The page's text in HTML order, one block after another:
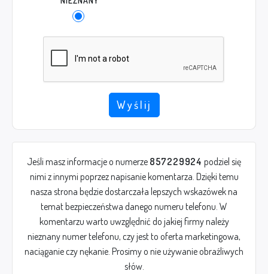
Wyślij
Jeśli masz informacje o numerze 857229924 podziel się
nimi z innymi poprzez napisanie komentarza. Dzięki temu
nasza strona będzie dostarczała lepszych wskazówek na
temat bezpieczeństwa danego numeru telefonu. W
komentarzu warto uwzględnić do jakiej firmy należy
nieznany numer telefonu, czy jest to oferta marketingowa,
naciąganie czy nękanie. Prosimy o nie używanie obraźliwych
słów.